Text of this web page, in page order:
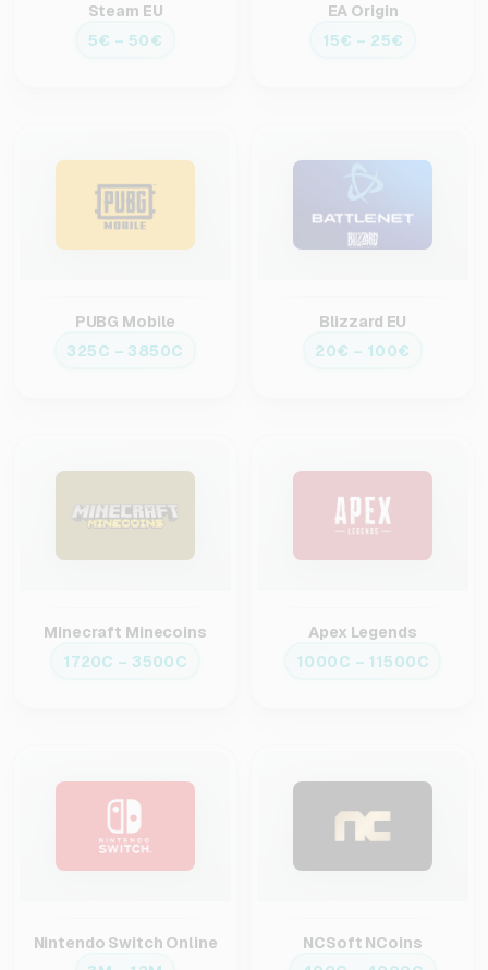
Steam EU
5€ – 50€
EA Origin
15€ – 25€
PUBG Mobile
325C – 3850C
Blizzard EU
20€ – 100€
Minecraft Minecoins
1720C – 3500C
Apex Legends
1000C – 11500C
Nintendo Switch Online
NCSoft NCoins